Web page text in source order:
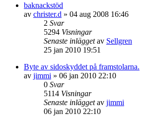
baknackstöd
av christer.d » 04 aug 2008 16:46
2 Svar
5294 Visningar
Senaste inläggetav Sellgren
25 jan 2010 19:51
Byte av sidoskyddet på framstolarna.
av jimmi » 06 jan 2010 22:10
0 Svar
5114 Visningar
Senaste inläggetav jimmi
06 jan 2010 22:10